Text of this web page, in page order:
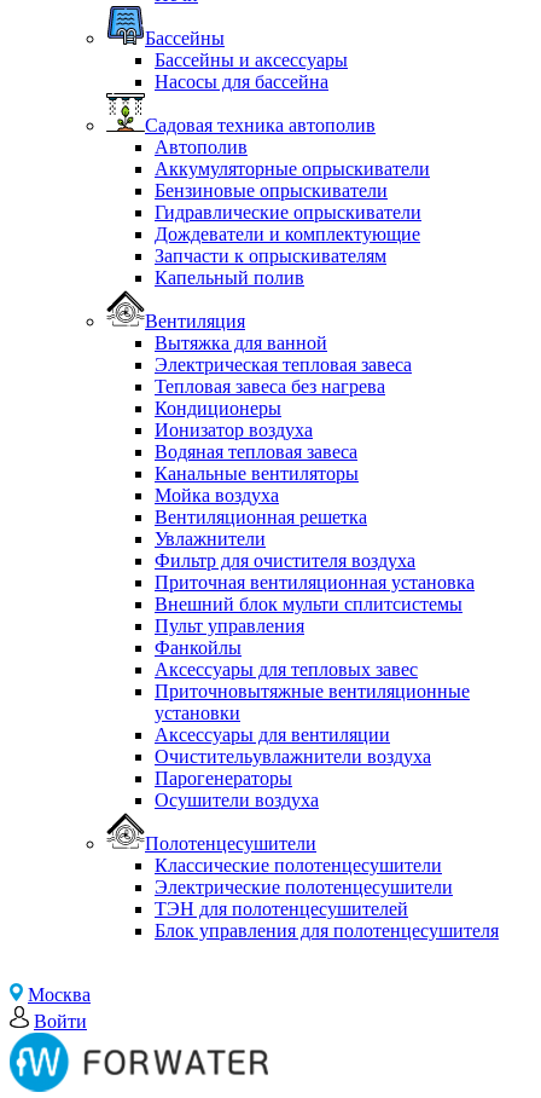
Бассейны
Бассейны и аксессуары
Насосы для бассейна
Садовая техника автополив
Автополив
Аккумуляторные опрыскиватели
Бензиновые опрыскиватели
Гидравлические опрыскиватели
Дождеватели и комплектующие
Запчасти к опрыскивателям
Капельный полив
Вентиляция
Вытяжка для ванной
Электрическая тепловая завеса
Тепловая завеса без нагрева
Кондиционеры
Ионизатор воздуха
Водяная тепловая завеса
Канальные вентиляторы
Мойка воздуха
Вентиляционная решетка
Увлажнители
Фильтр для очистителя воздуха
Приточная вентиляционная установка
Внешний блок мульти сплитсистемы
Пульт управления
Фанкойлы
Аксессуары для тепловых завес
Приточновытяжные вентиляционные
установки
Аксессуары для вентиляции
Очистительувлажнители воздуха
Парогенераторы
Осушители воздуха
Полотенцесушители
Классические полотенцесушители
Электрические полотенцесушители
ТЭН для полотенцесушителей
Блок управления для полотенцесушителя
Москва
Войти